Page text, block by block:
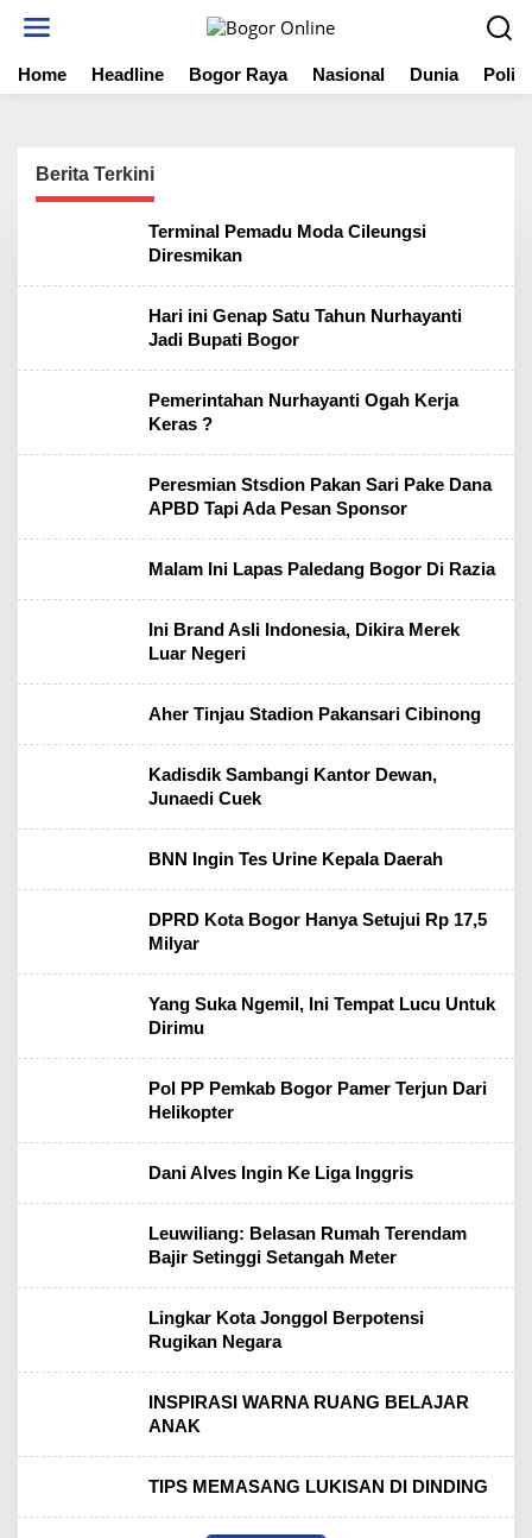
t
Home Headline Bogor Raya Nasional Dunia
Berita Terkini
o
Terminal Pemadu Moda Cileungsi
Diresmikan
Hari ini Genap Satu Tahun Nurhayanti
Jadi Bupati Bogor
Pemerintahan Nurhayanti Ogah Kerja
Keras ?
Peresmian Stsdion Pakan Sari Pake Dana
APBD Tapi Ada Pesan Sponsor
Malam Ini Lapas Paledang Bogor Di Razia
Ini Brand Asli Indonesia, Dikira Merek
Luar Negeri
Aher Tinjau Stadion Pakansari Cibinong
Kadisdik Sambangi Kantor Dewan,
Junaedi Cuek
BNN Ingin Tes Urine Kepala Daerah
DPRD Kota Bogor Hanya Setujui Rp 17,5
Milyar
Yang Suka Ngemil, Ini Tempat Lucu Untuk
Dirimu
Pol PP Pemkab Bogor Pamer Terjun Dari
Helikopter
Dani Alves Ingin Ke Liga Inggris
Leuwiliang: Belasan Rumah Terendam
Bajir Setinggi Setangah Meter
Lingkar Kota Jonggol Berpotensi
Rugikan Negara
INSPIRASI WARNA RUANG BELAJAR
ANAK
TIPS MEMASANG LUKISAN DI DINDING